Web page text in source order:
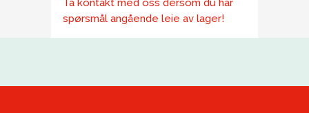
Ta kontakt med oss dersom du har
spørsmål angående leie av lager!